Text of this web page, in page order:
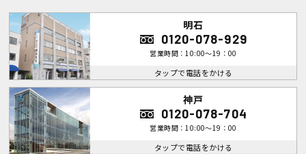
明石
0120-078-929
営業時間：10:00～19：00
タップで電話をかける
神戸
0120-078-704
営業時間：10:00～19：00
タップで電話をかける